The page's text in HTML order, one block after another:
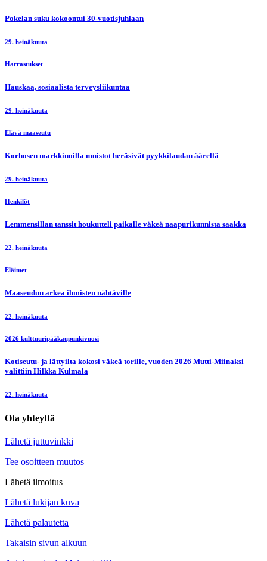
Pokelan suku kokoontui 30-vuotisjuhlaan
29. heinäkuuta
Harrastukset
Hauskaa, sosiaalista terveysliikuntaa
29. heinäkuuta
Elävä maaseutu
Korhosen markkinoilla muistot heräsivät pyykkilaudan äärellä
29. heinäkuuta
Henkilöt
Lemmensillan tanssit houkutteli paikalle väkeä naapurikunnista saakka
22. heinäkuuta
Eläimet
Maaseudun arkea ihmisten nähtäville
22. heinäkuuta
2026 kulttuuripääkaupunkivuosi
Kotiseutu- ja lättyilta kokosi väkeä torille, vuoden 2026 Mutti-Miinaksi
valittiin Hilkka Kulmala
22. heinäkuuta
Ota yhteyttä
Lähetä juttuvinkki
Tee osoitteen muutos
Lähetä ilmoitus
Lähetä lukijan kuva
Lähetä palautetta
Takaisin sivun alkuun